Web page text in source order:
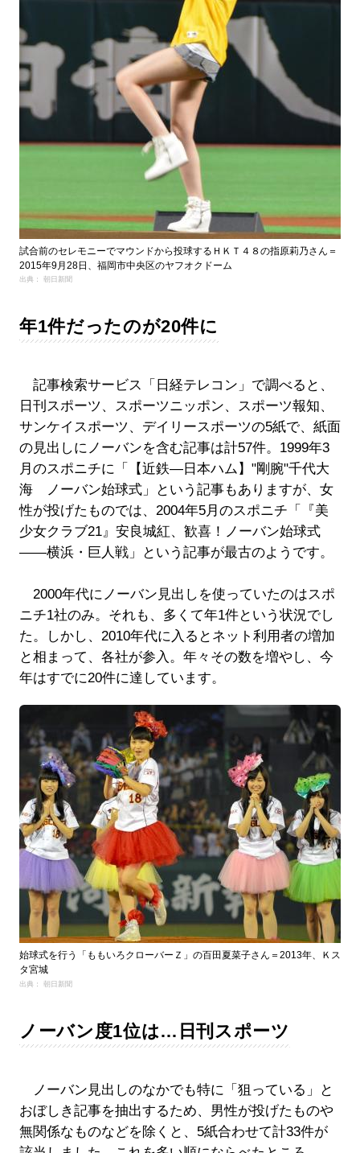
試合前のセレモニーでマウンドから投球するＨＫＴ４８の指原莉乃さん＝
2015年9月28日、福岡市中央区のヤフオクドーム
出典： 朝日新聞
年1件だったのが20件に
記事検索サービス「日経テレコン」で調べると、
日刊スポーツ、スポーツニッポン、スポーツ報知、
サンケイスポーツ、デイリースポーツの5紙で、紙面
の見出しにノーバンを含む記事は計57件。1999年3
月のスポニチに「【近鉄―日本ハム】"剛腕"千代大
海 ノーバン始球式」という記事もありますが、女
性が投げたものでは、2004年5月のスポニチ「『美
少女クラブ21』安良城紅、歓喜！ノーバン始球式
――横浜・巨人戦」という記事が最古のようです。
2000年代にノーバン見出しを使っていたのはスポ
ニチ1社のみ。それも、多くて年1件という状況でし
た。しかし、2010年代に入るとネット利用者の増加
と相まって、各社が参入。年々その数を増やし、今
年はすでに20件に達しています。
始球式を行う「ももいろクローバーＺ」の百田夏菜子さん＝2013年、Ｋス
タ宮城
出典： 朝日新聞
ノーバン度1位は…日刊スポーツ
ノーバン見出しのなかでも特に「狙っている」と
おぼしき記事を抽出するため、男性が投げたものや
無関係なものなどを除くと、5紙合わせて計33件が